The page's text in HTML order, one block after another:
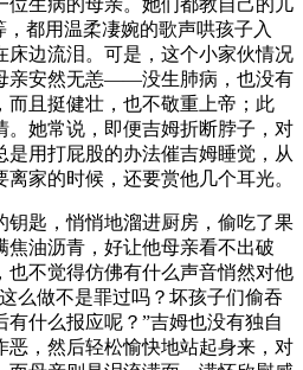
都用温柔凄婉的歌声哄孩子入
床边流泪。可是，这个小家伙情况
亲安然无恙——没生肺病，也没有
而且挺健壮，也不敬重上帝；此
。她常说，即便吉姆折断脖子，对
用打屁股的办法催吉姆睡觉，从
家的时候，还要赏他几个耳光。
钥匙，悄悄地溜进厨房，偷吃了果
焦油沥青，好让他母亲看不出破
也不觉得仿佛有什么声音悄然对他
么做不是罪过吗？坏孩子们偷吞
什么报应呢？”吉姆也没有独自
恶，然后轻松愉快地站起身来，对